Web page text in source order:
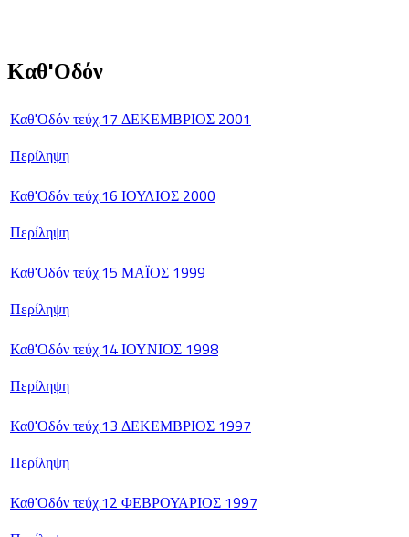
Καθ'Οδόν
Καθ'Οδόν τεύχ.17 ΔΕΚΕΜΒΡΙΟΣ 2001
Περίληψη
Καθ'Οδόν τεύχ.16 ΙΟΥΛΙΟΣ 2000
Περίληψη
Καθ'Οδόν τεύχ.15 ΜΑΪΟΣ 1999
Περίληψη
Καθ'Οδόν τεύχ.14 ΙΟΥΝΙΟΣ 1998
Περίληψη
Καθ'Οδόν τεύχ.13 ΔΕΚΕΜΒΡΙΟΣ 1997
Περίληψη
Καθ'Οδόν τεύχ.12 ΦΕΒΡΟΥΑΡΙΟΣ 1997